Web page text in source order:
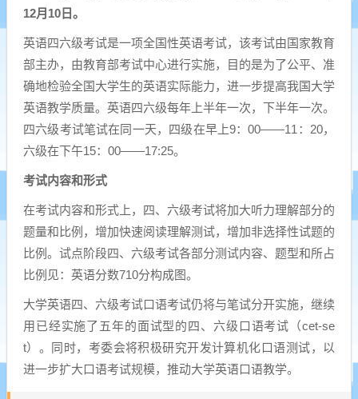
12月10日。
英语四六级考试是一项全国性英语考试，该考试由国家教育
部主办，由教育部考试中心进行实施，目的是为了公平、准
确地检验全国大学生的英语实际能力，进一步提高我国大学
英语教学质量。英语四六级每年上半年一次，下半年一次。
四六级考试笔试在同一天，四级在早上9：00——11：20，
六级在下午15：00——17:25。
考试内容和形式
在考试内容和形式上，四、六级考试将加大听力理解部分的
题量和比例，增加快速阅读理解测试，增加非选择性试题的
比例。试点阶段四、六级考试各部分测试内容、题型和所占
比例见：英语分数710分构成图。
大学英语四、六级考试口语考试仍将与笔试分开实施，继续
用已经实施了五年的面试型的四、六级口语考试（cet-se
t）。同时，考委会将积极研究开发计算机化口语测试，以
进一步扩大口语考试规模，推动大学英语口语教学。